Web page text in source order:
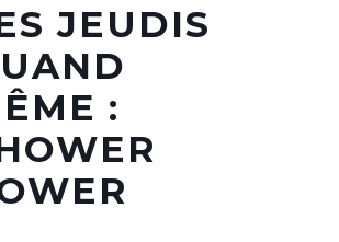
JEUDIS
: